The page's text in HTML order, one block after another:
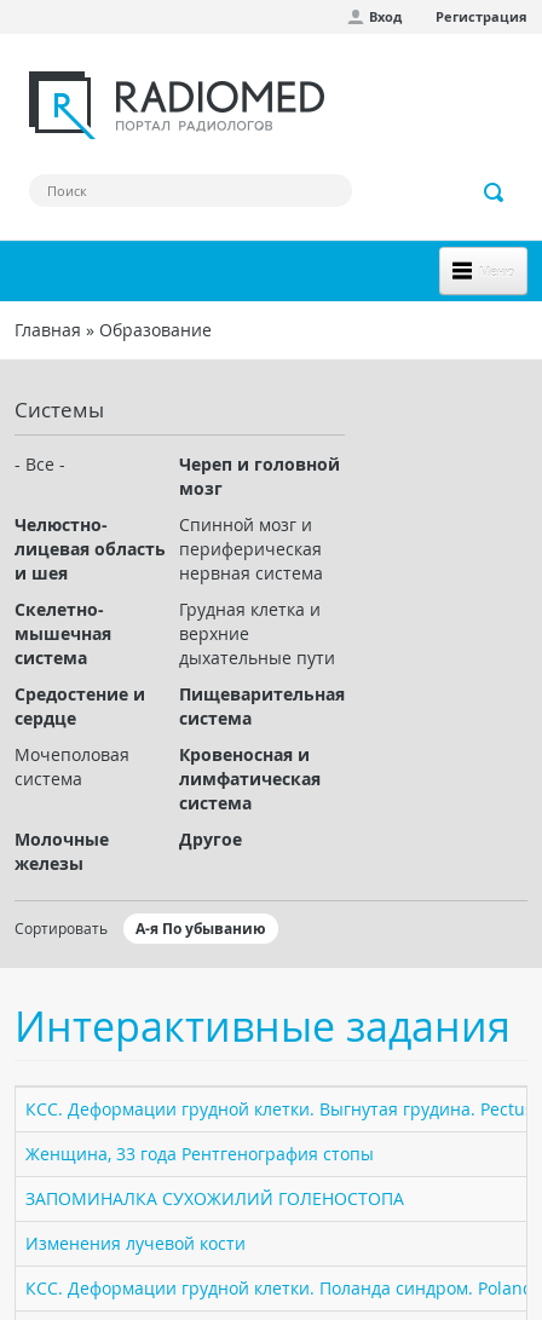
Вход Регистрация
Меню
НОВОЕ НА САЙТЕ
СООБЩЕСТВО
Клинические наблюдения
Чат RADIOMED
ОБРАЗОВАНИЕ
Интерактивные задания
Презентации
Публикации
Журнал "Лучевая диагностика и терапия"
ПАЦИЕНТАМ
Где пройти обследование
Компьютерная томография (КТ)
Магнитно-резонансная томография (МРТ)
Спросить врача
Вы здесь
Главная » Образование
Системы
- Все -
Череп и головной
мозг
Челюстно-
лицевая область
и шея
Спинной мозг и
периферическая
нервная система
Скелетно-
мышечная
система
Грудная клетка и
верхние
дыхательные пути
Средостение и
сердце
Пищеварительная
система
Мочеполовая
система
Кровеносная и
лимфатическая
система
Молочные
железы
Другое
Сортировать А-я По убыванию
Интерактивные задания
КСС. Деформации грудной клетки. Выгнутая грудина. Pectus
Женщина, 33 года Рентгенография стопы
ЗАПОМИНАЛКА СУХОЖИЛИЙ ГОЛЕНОСТОПА
Изменения лучевой кости
КСС. Деформации грудной клетки. Поланда синдром. Poland